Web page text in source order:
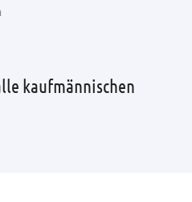
kaufmännischen